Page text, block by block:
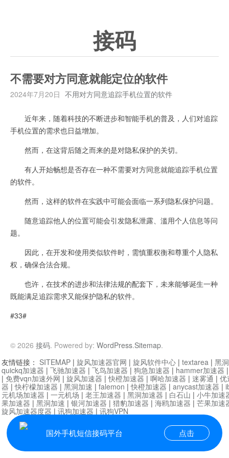
接码
不需要对方同意就能定位的软件
2024年7月20日 不用对方同意追踪手机位置的软件
近年来，随着科技的不断进步和智能手机的普及，人们对追踪
手机位置的需求也日益增加。
然而，在这背后随之而来的是对隐私保护的关切。
有人开始畅想是否存在一种不需要对方同意就能追踪手机位置
的软件。
然而，这样的软件在实践中可能会面临一系列隐私保护问题。
随意追踪他人的位置可能会引发隐私泄露、滥用个人信息等问
题。
因此，在开发和使用类似软件时，需慎重权衡和尊重个人隐私
权，确保合法合规。
也许，在技术的进步和法律法规的配套下，未来能够诞生一种
既能满足追踪需求又能保护隐私的软件。
#33#
© 2026 接码. Powered by: WordPress.Sitemap.
国外手机短信接码平台 点击
友情链接： SITEMAP | 旋风加速器官网 | 旋风软件中心 | textarea | 黑
quickq加速器 | 飞驰加速器 | 飞鸟加速器 | 狗急加速器 | hammer加速器
| 免费vqn加速外网 | 旋风加速器 |快橙加速器 | 啊哈加速器 | 迷雾通 | 优
器 |快柠檬加速器 | 黑洞加速 | falemon |快橙加速器 | anycast加速器 |
元机场加速器 | 一元机场 | 老王加速器 | 黑洞加速器 | 白石山 | 小牛加速
果加速器 | 黑洞加速 | 银河加速器 | 猎豹加速器 | 海鸥加速器 | 芒果加速
旋风加速器度器 | 讯狗加速器 | 讯狗VPN